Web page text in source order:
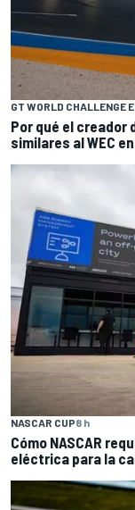
GT WORLD CHALLENGE
Por qué el creador
similares al WEC
NASCAR CUP8 h
Cómo NASCAR
eléctrica para la